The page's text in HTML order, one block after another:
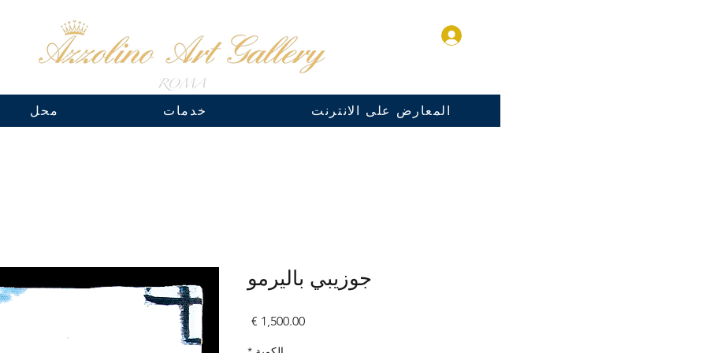
محل خدمات المعارض على الانترنت
جوزيبي باليرمو
السعر